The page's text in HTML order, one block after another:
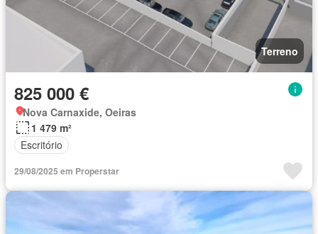
Terreno
825 000 €
Nova Carnaxide, Oeiras
1 479 m²
Escritório
29/08/2025 em Properstar